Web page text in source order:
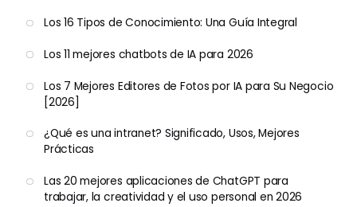
Los 16 Tipos de Conocimiento: Una Guía Integral
Los 11 mejores chatbots de IA para 2026
Los 7 Mejores Editores de Fotos por IA para Su Negocio
[2026]
¿Qué es una intranet? Significado, Usos, Mejores
Prácticas
Las 20 mejores aplicaciones de ChatGPT para
trabajar, la creatividad y el uso personal en 2026